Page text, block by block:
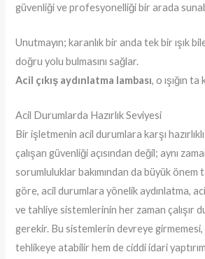
güvenliği ve profesyonelliği bir arada
Unutmayın; karanlık bir anda tek bir ışık
doğru yolu bulmasını sağlar.
Acil çıkış aydınlatma lambası, o ışığın
Acil Durumlarda Hazırlık Seviyesi
Bir işletmenin acil durumlara karşı hazırlıklı
çalışan güvenliği açısından değil; aynı
sorumluluklar bakımından da büyük önem
göre, acil durumlara yönelik aydınlatma,
ve tahliye sistemlerinin her zaman çalışır
gerekir. Bu sistemlerin devreye
tehlikeye atabilir hem de ciddi idari